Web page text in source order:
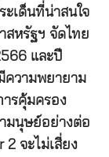
ะเด็นที่น่าสนใจ
สหรัฐฯ จัดไทย
และปี
ความพยายาม
ารคุ้มครอง
มนุษย์อย่างต่อ
2 จะไม่เสี่ยง